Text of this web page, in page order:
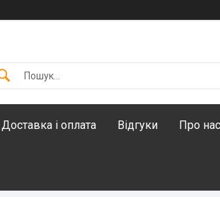
Доставка і оплата Відгуки Про нас